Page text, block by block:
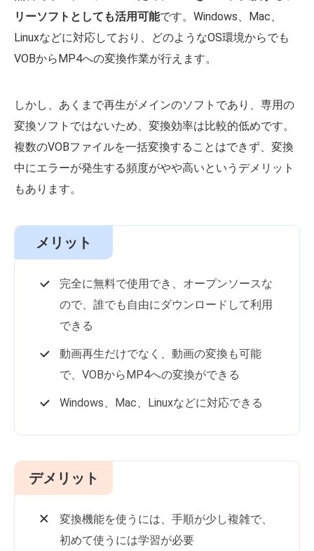
リーソフトとしても活用可能です。Windows、Mac、
Linuxなどに対応しており、どのようなOS環境からでも
VOBからMP4への変換作業が行えます。
しかし、あくまで再生がメインのソフトであり、専用の
変換ソフトではないため、変換効率は比較的低めです。
複数のVOBファイルを一括変換することはできず、変換
中にエラーが発生する頻度がやや高いというデメリット
もあります。
メリット
完全に無料で使用でき、オープンソースな
ので、誰でも自由にダウンロードして利用
できる
動画再生だけでなく、動画の変換も可能
で、VOBからMP4への変換ができる
Windows、Mac、Linuxなどに対応できる
デメリット
変換機能を使うには、手順が少し複雑で、
初めて使うには学習が必要